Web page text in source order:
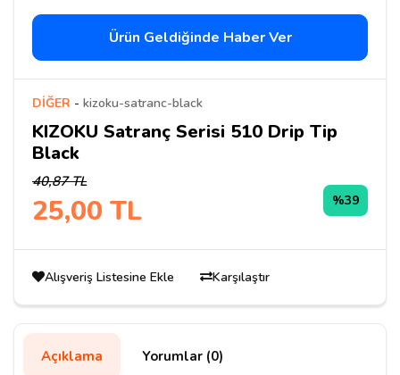
Ürün Geldiğinde Haber Ver
DİĞER - kizoku-satranc-black
KIZOKU Satranç Serisi 510 Drip Tip
Black
40,87 TL
25,00 TL %39
Alışveriş Listesine Ekle Karşılaştır
Açıklama Yorumlar (0)